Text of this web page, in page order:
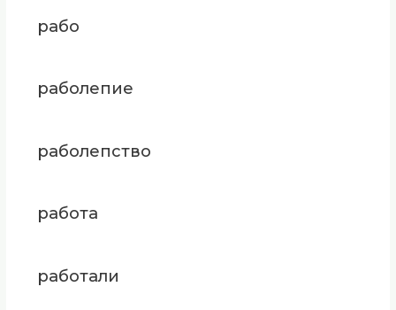
рабо
раболепие
раболепство
работа
работали